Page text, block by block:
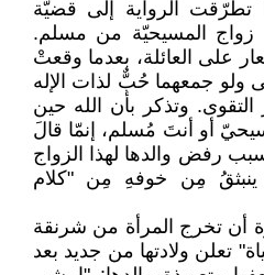
تطرّقت الرواية إلى قضيّة
زواج المسيحيّة من مسلم.
على العائلة، بعدما وقعتْ
جمعهما حُبٌّ لذات الإله
وتذكر بأن الله حين
أو أنتَ مُسلم، إنمّا قالَ
سبب رفض والدها لهذا الزواج
ينبثقُ مِن خوفهِ مِن "كلام
أن تخرج المرأة من شرنقة
تعلن ولادتها من جديد بعد